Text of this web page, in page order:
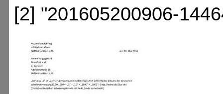
[2] "201605200906-